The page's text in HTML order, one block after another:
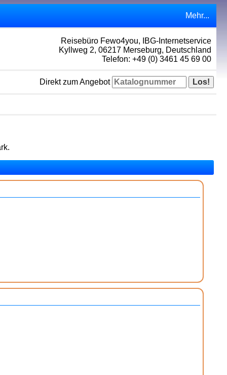
Mehr...
Reisebüro Fewo4you, IBG-Internetservice
Kyllweg 2, 06217 Merseburg, Deutschland
Telefon: +49 (0) 3461 45 69 00
Direkt zum Angebot